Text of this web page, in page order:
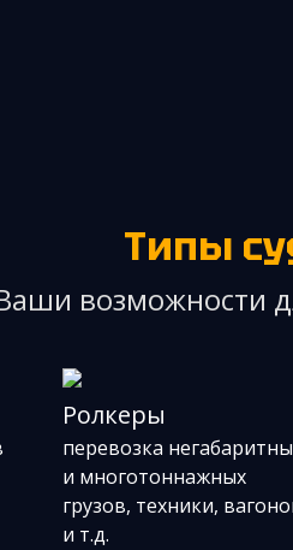
Типы
возможности
Ролкеры
перевозка
и многотоннажных
грузов, техники,
и т.д.